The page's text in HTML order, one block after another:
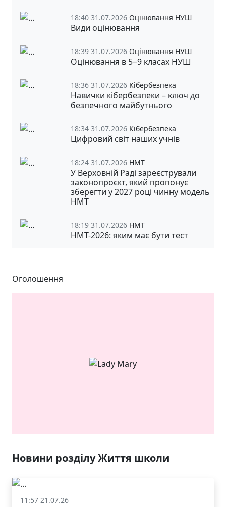
18:40 31.07.2026 Оцінювання НУШ
Види оцінювання
18:39 31.07.2026 Оцінювання НУШ
Оцінювання в 5‒9 класах НУШ
18:36 31.07.2026 Кібербезпека
Навички кібербезпеки – ключ до
безпечного майбутнього
18:34 31.07.2026 Кібербезпека
Цифровий світ наших учнів
18:24 31.07.2026 НМТ
У Верховній Раді зареєстрували
законопроєкт, який пропонує
зберегти у 2027 році чинну модель
НМТ
18:19 31.07.2026 НМТ
НМТ-2026: яким має бути тест
Оголошення
У ЛЬВОВІ
Новини розділу Життя школи
11:57 21.07.26